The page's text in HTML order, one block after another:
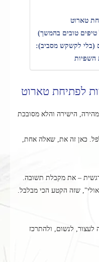
טארוט
טיפים טובים בהמשך)
לפתיחת טארוט
הישירה והלא מסובכת
כאן זה את, שאלה אחת,
– את מקבלת תשובה.
שזה הקטע הכי מבלבל.
לעצור, לנשום, ולהתרכז